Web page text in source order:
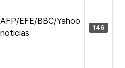
AFP/EFE/BBC/Yahoo
noticias
146